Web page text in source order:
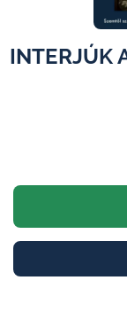
INTERJÚK